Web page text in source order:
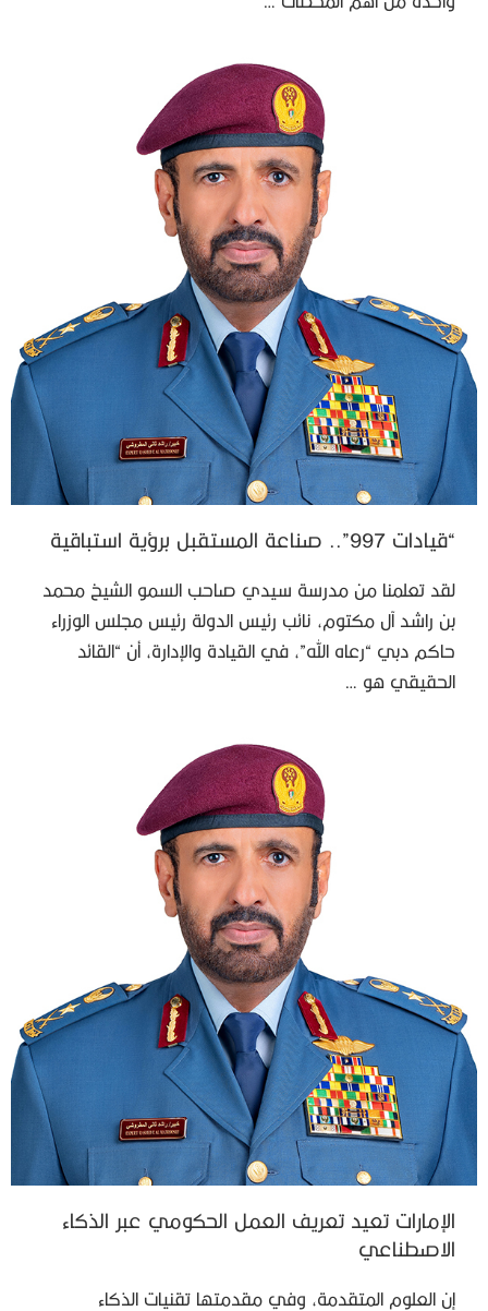
“قيادات 997”.. صناعة المستقبل برؤية استباقية
لقد تعلمنا من مدرسة سيدي صاحب السمو الشيخ محمد
بن راشد آل مكتوم، نائب رئيس الدولة رئيس مجلس الوزراء
حاكم دبي “رعاه الله”، في القيادة والإدارة، أن “القائد
الحقيقي هو …
الإمارات تعيد تعريف العمل الحكومي عبر الذكاء
الاصطناعي
إن العلوم المتقدمة، وفي مقدمتها تقنيات الذكاء